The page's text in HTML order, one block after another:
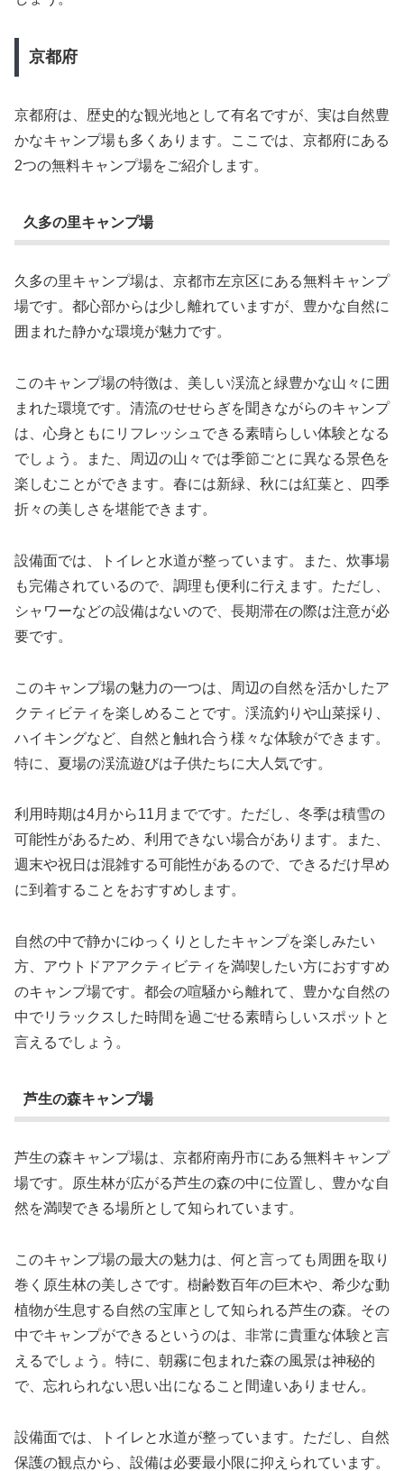
京都府
京都府は、歴史的な観光地として有名ですが、実は自然豊
かなキャンプ場も多くあります。ここでは、京都府にある
2つの無料キャンプ場をご紹介します。
久多の里キャンプ場
久多の里キャンプ場は、京都市左京区にある無料キャンプ
場です。都心部からは少し離れていますが、豊かな自然に
囲まれた静かな環境が魅力です。
このキャンプ場の特徴は、美しい渓流と緑豊かな山々に囲
まれた環境です。清流のせせらぎを聞きながらのキャンプ
は、心身ともにリフレッシュできる素晴らしい体験となる
でしょう。また、周辺の山々では季節ごとに異なる景色を
楽しむことができます。春には新緑、秋には紅葉と、四季
折々の美しさを堪能できます。
設備面では、トイレと水道が整っています。また、炊事場
も完備されているので、調理も便利に行えます。ただし、
シャワーなどの設備はないので、長期滞在の際は注意が必
要です。
このキャンプ場の魅力の一つは、周辺の自然を活かしたア
クティビティを楽しめることです。渓流釣りや山菜採り、
ハイキングなど、自然と触れ合う様々な体験ができます。
特に、夏場の渓流遊びは子供たちに大人気です。
利用時期は4月から11月までです。ただし、冬季は積雪の
可能性があるため、利用できない場合があります。また、
週末や祝日は混雑する可能性があるので、できるだけ早め
に到着することをおすすめします。
自然の中で静かにゆっくりとしたキャンプを楽しみたい
方、アウトドアアクティビティを満喫したい方におすすめ
のキャンプ場です。都会の喧騒から離れて、豊かな自然の
中でリラックスした時間を過ごせる素晴らしいスポットと
言えるでしょう。
芦生の森キャンプ場
芦生の森キャンプ場は、京都府南丹市にある無料キャンプ
場です。原生林が広がる芦生の森の中に位置し、豊かな自
然を満喫できる場所として知られています。
このキャンプ場の最大の魅力は、何と言っても周囲を取り
巻く原生林の美しさです。樹齢数百年の巨木や、希少な動
植物が生息する自然の宝庫として知られる芦生の森。その
中でキャンプができるというのは、非常に貴重な体験と言
えるでしょう。特に、朝霧に包まれた森の風景は神秘的
で、忘れられない思い出になること間違いありません。
設備面では、トイレと水道が整っています。ただし、自然
保護の観点から、設備は必要最小限に抑えられています。